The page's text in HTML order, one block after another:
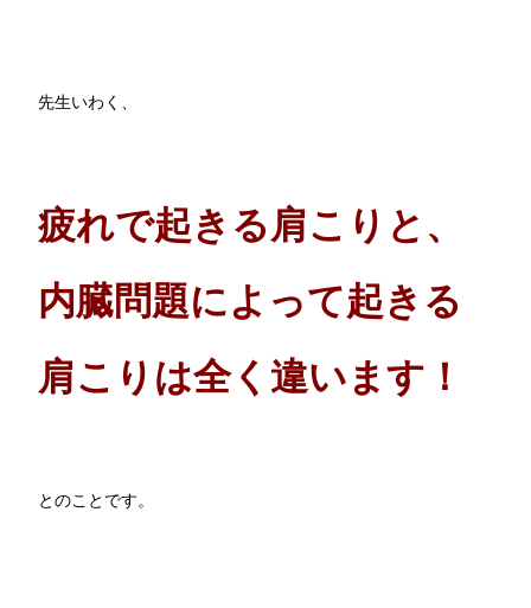
先生いわく、
疲れで起きる肩こりと、
内臓問題によって起きる
肩こりは全く違います！
とのことです。